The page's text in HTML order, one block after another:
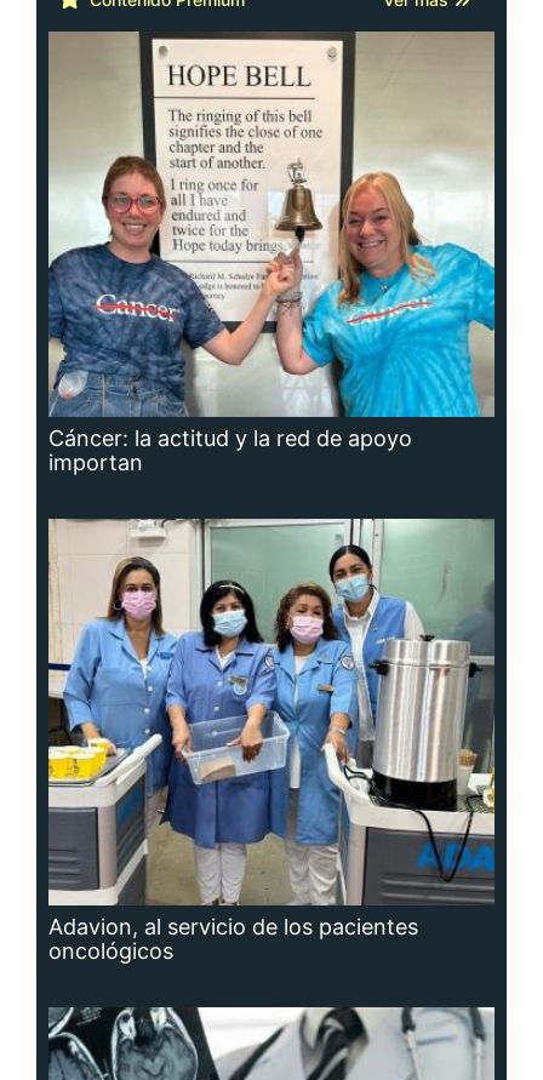
Cáncer: la actitud y la red de apoyo
importan
Adavion, al servicio de los pacientes
oncológicos